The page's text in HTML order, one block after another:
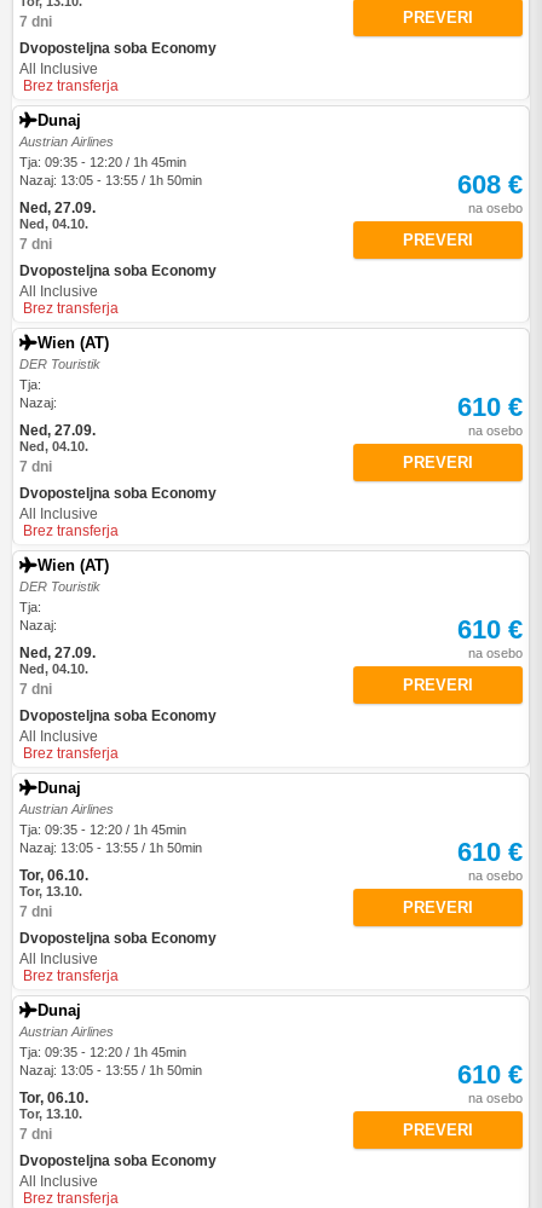
7 dni
Dvoposteljna soba Economy
All Inclusive
Brez transferja
PREVERI
Dunaj
Austrian Airlines
Tja: 09:35 - 12:20 / 1h 45min
Nazaj: 13:05 - 13:55 / 1h 50min
Ned, 27.09.
Ned, 04.10.
7 dni
Dvoposteljna soba Economy
All Inclusive
Brez transferja
608 €
na osebo
PREVERI
Wien (AT)
DER Touristik
Tja:
Nazaj:
Ned, 27.09.
Ned, 04.10.
7 dni
Dvoposteljna soba Economy
All Inclusive
Brez transferja
610 €
na osebo
PREVERI
Wien (AT)
DER Touristik
Tja:
Nazaj:
Ned, 27.09.
Ned, 04.10.
7 dni
Dvoposteljna soba Economy
All Inclusive
Brez transferja
610 €
na osebo
PREVERI
Dunaj
Austrian Airlines
Tja: 09:35 - 12:20 / 1h 45min
Nazaj: 13:05 - 13:55 / 1h 50min
Tor, 06.10.
Tor, 13.10.
7 dni
Dvoposteljna soba Economy
All Inclusive
Brez transferja
610 €
na osebo
PREVERI
Dunaj
Austrian Airlines
Tja: 09:35 - 12:20 / 1h 45min
Nazaj: 13:05 - 13:55 / 1h 50min
Tor, 06.10.
Tor, 13.10.
7 dni
Dvoposteljna soba Economy
All Inclusive
Brez transferja
610 €
na osebo
PREVERI